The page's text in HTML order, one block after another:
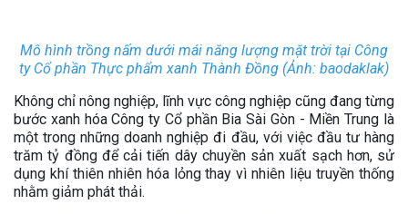
Mô hình trồng nấm dưới mái năng lượng mặt trời tại Công
ty Cổ phần Thực phẩm xanh Thành Đồng (Ảnh: baodaklak)
Không chỉ nông nghiệp, lĩnh vực công nghiệp cũng đang từng
bước xanh hóa Công ty Cổ phần Bia Sài Gòn - Miền Trung là
một trong những doanh nghiệp đi đầu, với việc đầu tư hàng
trăm tỷ đồng để cải tiến dây chuyền sản xuất sạch hơn, sử
dụng khí thiên nhiên hóa lỏng thay vì nhiên liệu truyền thống
nhằm giảm phát thải.